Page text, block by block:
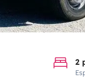
2